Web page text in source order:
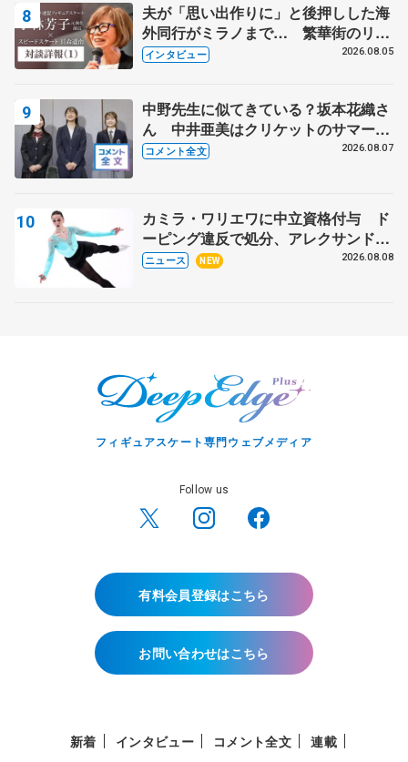
夫が「思い出作りに」と後押しした海
外同行がミラノまで… 繁華街のリン
クでは不良のお兄さんも味方に 小林
インタビュー 2026.08.05
中野先生に似てきている？坂本花織さ
ん 中井亜美はクリケットのサマーキ
ャンプに 島田麻央はたくさん試合に
コメント全文 2026.08.07
カミラ・ワリエワに中立資格付与 ド
ーピング違反で処分、アレクサンド
ラ・イグナトワも
ニュース NEW 2026.08.08
フィギュアスケート専門ウェブメディア
Follow us
有料会員登録はこちら
お問い合わせはこちら
新着 インタビュー コメント全文 連載